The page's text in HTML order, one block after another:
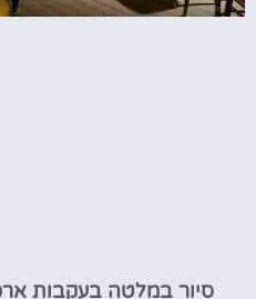
סיור במלטה בעקבות